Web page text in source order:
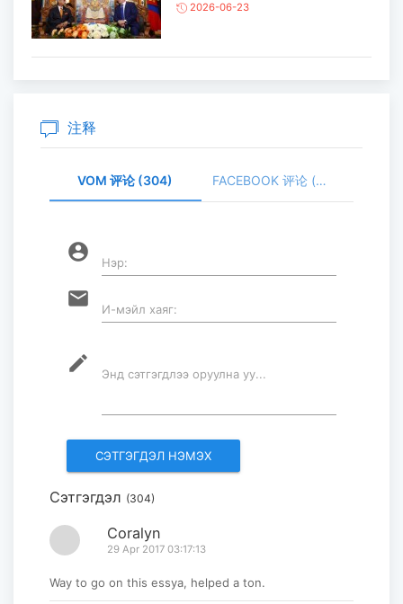
2026-06-23
中国外交部长王毅对蒙古国进行正式
访问
通
2026-06-04
2026-06-02
注释
VOM 评论 (304) FACEBOOK 评论 (
account_circle Нэр:
email И-мэйл хаяг:
mode_edit Энд сэтгэгдлээ оруулна уу...
Сэтгэгдэл (304)
Coralyn
29 Apr 2017 03:17:13
Way to go on this essya, helped a ton.